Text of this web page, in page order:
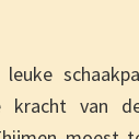
kracht van